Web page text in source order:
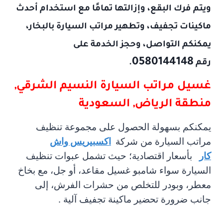
ويتم فرك البقع، وإزالتها تمامًا مع استخدام أحدث
ماكينات تجفيف، وتطهير مراتب السيارة بالبخار،
يمكنكم التواصل، وحجز الخدمة على
رقم 0580144148
.
غسيل مراتب السيارة النسيم الشرقي,
منطقة الرياض, السعودية
يمكنكم بسهولة الحصول على مجموعة تنظيف
مراتب السيارة من شركة
اكسبيريس واش
كار
بأسعار اقتصادية؛ حيث تشمل عبوات تنظيف
السيارة سواء شامبو غسيل مقاعد، أو جل، مع بخاخ
معطر، وبودر للتخلص من حشرات الفرش، إلى
جانب ضرورة تحضير ماكينة تجفيف آلية .